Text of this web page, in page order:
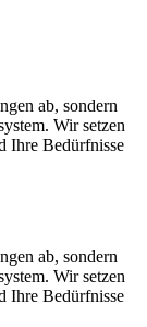
ab, sondern
Wir setzen
Ihre Bedürfnisse
ab, sondern
Wir setzen
Ihre Bedürfnisse